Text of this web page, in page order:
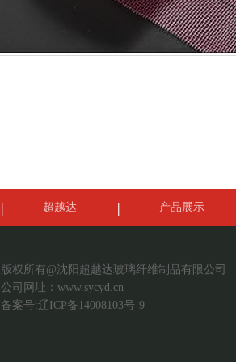
超越达 产品展示
版权所有@沈阳超越达玻璃纤维制品有限公司
公司网址： www.sycyd.cn
备案号:辽ICP备14008103号-9